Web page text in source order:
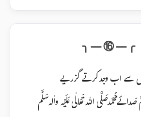
اب وجد کرتے گزریے
مُحَمَّد صَلَّی اللہ تَعَالٰی عَلَیْہ واٰلہ سَلَّم